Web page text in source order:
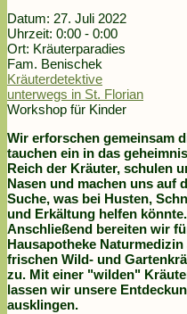
Datum: 27. Juli 2022
Uhrzeit: 0:00 - 0:00
Ort: Kräuterparadies
Fam. Benischek
Kräuterdetektive
unterwegs in St. Florian
Workshop für Kinder
Wir erforschen gemeinsam
tauchen ein in das
Reich der Kräuter, schulen
Nasen und machen uns auf
Suche, was bei Husten,
und Erkältung helfen könnte.
Anschließend bereiten wir
Hausapotheke Naturmedizin
frischen Wild- und
zu. Mit einer "wilden"
lassen wir unsere
ausklingen.